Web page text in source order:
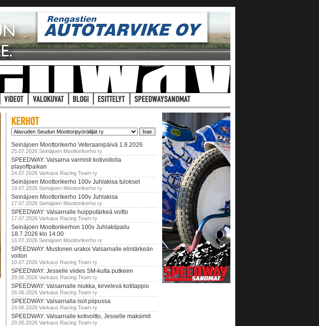
Seinäjoen Moottorikerho Veteraanipäivä 1.8.2026
25.07.2026 Seinäjoen Moottorikerho ry
SPEEDWAY: Valsarna varmisti kotivoitolla
playoffpaikan
24.07.2026 Varkaus Racing Team ry
Seinäjoen Moottorikerho 100v Juhlakisa tulokset
19.07.2026 Seinäjoen Moottorikerho ry
Seinäjoen Moottorikerho 100v Juhlakisa
17.07.2026 Seinäjoen Moottorikerho ry
SPEEDWAY: Valsarnalle huipputärkeä voitto
17.07.2026 Varkaus Racing Team ry
Seinäjoen Moottorikerhon 100v Juhlakilpailu
18.7.2026 klo 14.00
16.07.2026 Seinäjoen Moottorikerho ry
SPEEDWAY: Mustonen urakoi Valsarnalle elintärkeän
voiton
10.07.2026 Varkaus Racing Team ry
SPEEDWAY: Jesselle viides SM-kulta putkeen
29.06.2026 Varkaus Racing Team ry
SPEEDWAY: Valsarnalle niukka, kirvelevä kotitappio
26.06.2026 Varkaus Racing Team ry
SPEEDWAY: Valsarnalla isot piipussa
24.06.2026 Varkaus Racing Team ry
SPEEDWAY: Valsarnalle kotivoitto, Jesselle maksimit
29.05.2026 Varkaus Racing Team ry